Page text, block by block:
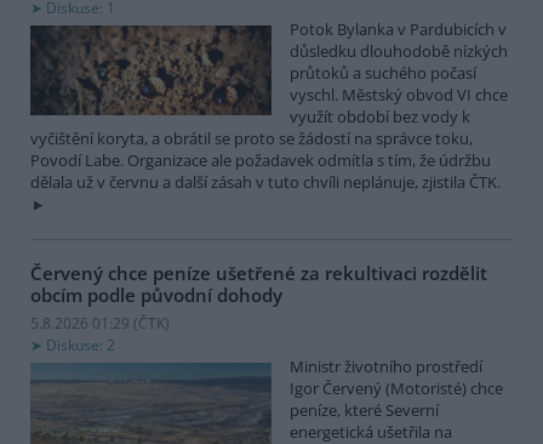
Diskuse: 1
Potok Bylanka v Pardubicích v
důsledku dlouhodobě nízkých
průtoků a suchého počasí
vyschl. Městský obvod VI chce
využít období bez vody k
vyčištění koryta, a obrátil se proto se žádostí na správce toku,
Povodí Labe. Organizace ale požadavek odmítla s tím, že údržbu
dělala už v červnu a další zásah v tuto chvíli neplánuje, zjistila ČTK.
Červený chce peníze ušetřené za rekultivaci rozdělit
obcím podle původní dohody
5.8.2026 01:29 (ČTK)
Diskuse: 2
Ministr životního prostředí
Igor Červený (Motoristé) chce
peníze, které Severní
energetická ušetřila na